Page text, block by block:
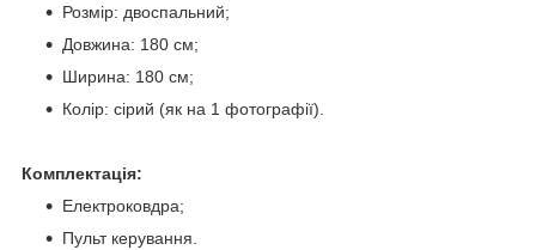
Розмір: двоспальний;
Довжина: 180 см;
Ширина: 180 см;
Колір: сірий (як на 1 фотографії).
Комплектація:
Електроковдра;
Пульт керування.